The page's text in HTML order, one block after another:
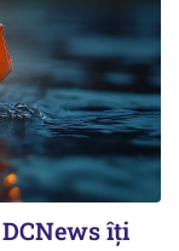
îți